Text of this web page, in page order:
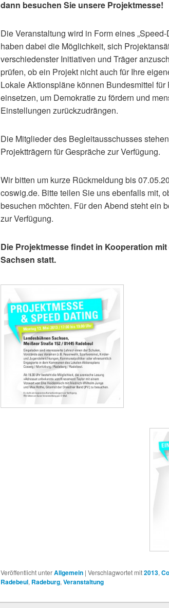
dann besuchen Sie unsere Projektmesse!
Die Veranstaltung wird in Form eines
haben dabei die Möglichkeit, sich
verschiedenster Initiativen und Träger
prüfen, ob ein Projekt nicht auch für Ihre
Lokale Aktionspläne können Bundesmittel
einsetzen, um Demokratie zu fördern und
Einstellungen zurückzudrängen.
Die Mitglieder des Begleitausschusses
Projektträgern für Gespräche zur Verfügung.
Wir bitten um kurze Rückmeldung bis
coswig.de. Bitte teilen Sie uns ebenfalls mit,
besuchen möchten. Für den Abend steht ein
zur Verfügung.
Die Projektmesse findet in Kooperation
Sachsen statt.
Veröffentlicht unterAllgemein | Verschlagwortet mit2013,
Radebeul, Radeburg, Veranstaltung